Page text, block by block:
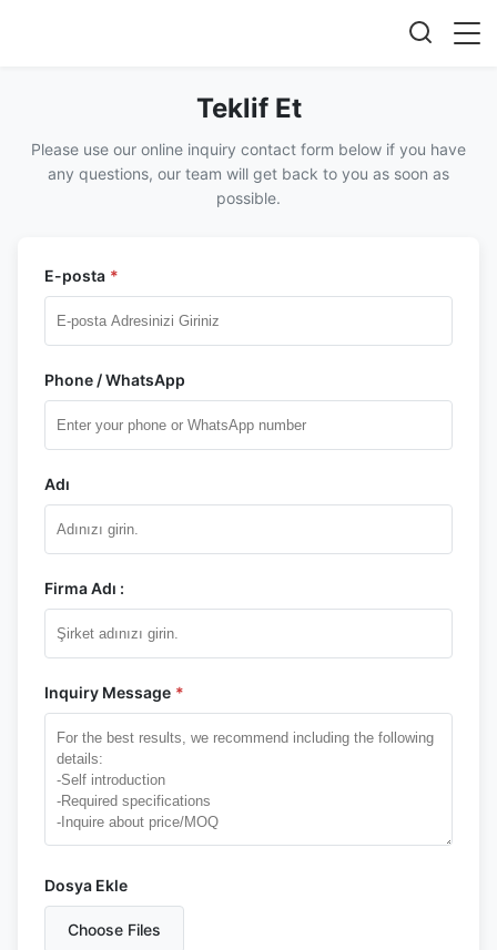
Teklif Et
Please use our online inquiry contact form below if you have
any questions, our team will get back to you as soon as
possible.
E-posta *
Phone / WhatsApp
Adı
Firma Adı :
Inquiry Message *
Dosya Ekle
Choose Files